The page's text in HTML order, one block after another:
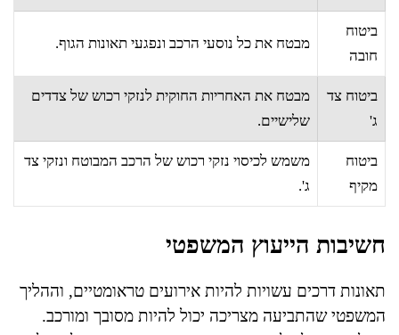
ביטוח
חובה
מבטח את כל נוסעי הרכב ונפגעי תאונות הגוף.
ביטוח צד
ג'
מבטח את האחריות החוקית לנזקי רכוש של צדדים
שלישיים.
ביטוח
מקיף
משמש לכיסוי נזקי רכוש של הרכב המבוטח ונזקי צד
ג'.
חשיבות הייעוץ המשפטי
תאונות דרכים עשויות להיות אירועים טראומטיים, וההליך
המשפטי שהתביעה מצריכה יכול להיות מסובך ומורכב.